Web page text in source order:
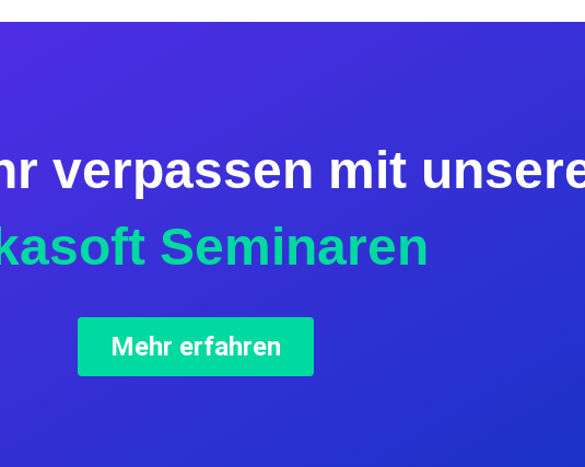
verpassen mit
Seminaren
Mehr erfahren